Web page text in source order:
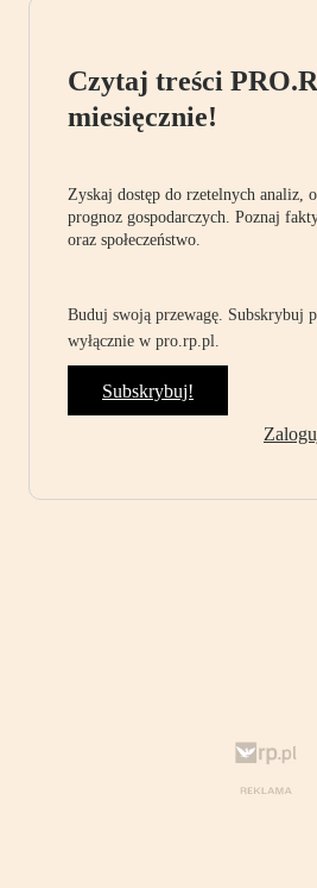
Czytaj treści
miesięcznie!
Zyskaj dostęp do rzetelnych analiz,
prognoz gospodarczych. Poznaj
oraz społeczeństwo.
Buduj swoją przewagę. Subskrybuj
wyłącznie w pro.rp.pl.
Subskrybuj!